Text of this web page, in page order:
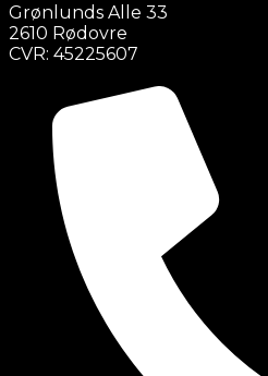
Grønlunds Alle 33
2610 Rødovre
CVR: 45225607